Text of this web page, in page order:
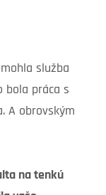
služba
bola práca s
A obrovským
na tenkú